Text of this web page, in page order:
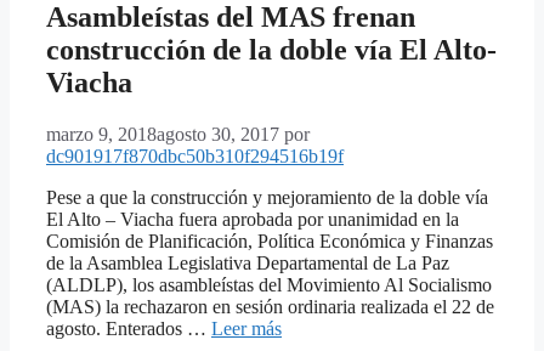
Asambleístas del MAS frenan
construcción de la doble vía El Alto-
Viacha
marzo 9, 2018agosto 30, 2017 por
dc901917f870dbc50b310f294516b19f
Pese a que la construcción y mejoramiento de la doble vía
El Alto – Viacha fuera aprobada por unanimidad en la
Comisión de Planificación, Política Económica y Finanzas
de la Asamblea Legislativa Departamental de La Paz
(ALDLP), los asambleístas del Movimiento Al Socialismo
(MAS) la rechazaron en sesión ordinaria realizada el 22 de
agosto. Enterados … Leer más